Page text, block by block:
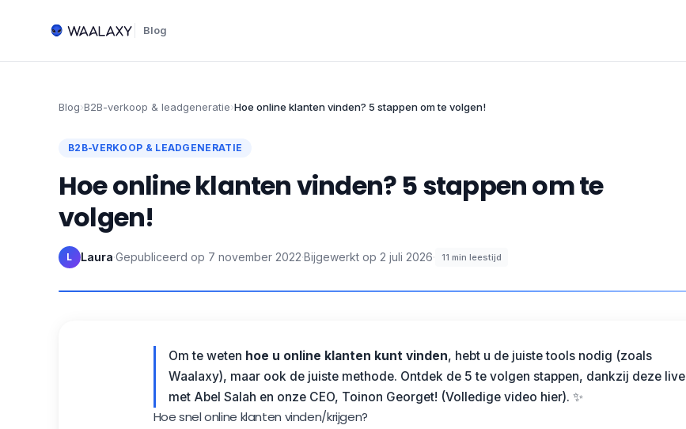
Blog
Blog›B2B-verkoop & leadgeneratie›Hoe online klanten vinden? 5 stappen om te volgen!
B2B-VERKOOP & LEADGENERATIE
Hoe online klanten vinden? 5 stappen om te
volgen!
L Laura·Gepubliceerd op 7 november 2022·Bijgewerkt op 2 juli 2026· 11 min leestijd
Om te weten hoe u online klanten kunt vinden, hebt u de juiste tools nodig (zoals
Waalaxy), maar ook de juiste methode. Ontdek de 5 te volgen stappen, dankzij deze live
met Abel Salah en onze CEO, Toinon Georget! (Volledige video hier). ✨
Hoe snel online klanten vinden/krijgen?